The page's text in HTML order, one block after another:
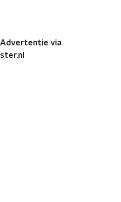
Advertentie via
ster.nl